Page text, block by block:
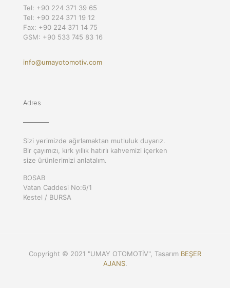
Tel: +90 224 371 39 65
Tel: +90 224 371 19 12
Fax: +90 224 371 14 75
GSM: +90 533 745 83 16
info@umayotomotiv.com
Adres
Sizi yerimizde ağırlamaktan mutluluk duyarız.
Bir çayımızı, kırk yıllık hatırlı kahvemizi içerken
size ürünlerimizi anlatalım.
BOSAB
Vatan Caddesi No:6/1
Kestel / BURSA
Copyright © 2021 "UMAY OTOMOTİV", Tasarım BEŞER
AJANS.